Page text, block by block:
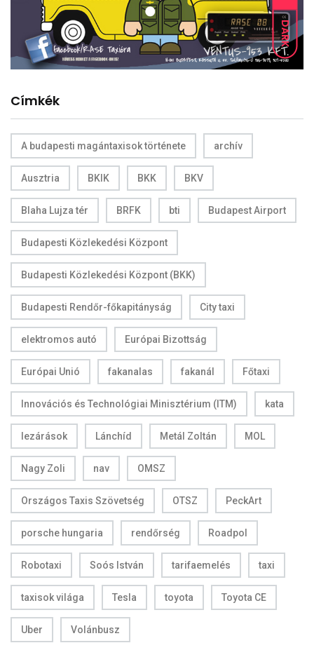
DARK
Címkék
A budapesti magántaxisok története archív
Ausztria BKIK BKK BKV
Blaha Lujza tér BRFK bti Budapest Airport
Budapesti Közlekedési Központ
Budapesti Közlekedési Központ (BKK)
Budapesti Rendőr-főkapitányság City taxi
elektromos autó Európai Bizottság
Európai Unió fakanalas fakanál Főtaxi
Innovációs és Technológiai Minisztérium (ITM) kata
lezárások Lánchíd Metál Zoltán MOL
Nagy Zoli nav OMSZ
Országos Taxis Szövetség OTSZ PeckArt
porsche hungaria rendőrség Roadpol
Robotaxi Soós István tarifaemelés taxi
taxisok világa Tesla toyota Toyota CE
Uber Volánbusz